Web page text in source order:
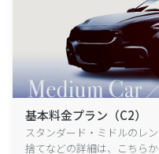
基本料金プラン（C2）
スタンダード・ミドルのレ
捨てなどの詳細は、こちら